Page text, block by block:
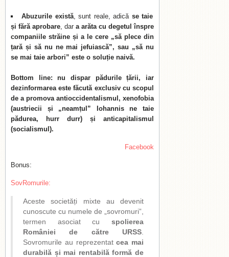
Abuzurile există, sunt reale, adică se taie
și fără aprobare, dar a arăta cu degetul înspre
companiile străine și a le cere „să plece din
țară și să nu ne mai jefuiască”, sau „să nu
se mai taie arbori” este o soluție naivă.
Bottom line: nu dispar pădurile țării, iar
dezinformarea este făcută exclusiv cu scopul
de a promova antioccidentalismul, xenofobia
(austriecii și „neamțul” Iohannis ne taie
pădurea, hurr durr) și anticapitalismul
(socialismul).
Facebook
Bonus:
SovRomurile:
Aceste societăți mixte au devenit
cunoscute cu numele de „sovromuri”,
termen asociat cu spolierea
României de către URSS
Sovromurile au reprezentatcea mai
durabilă și mai rentabilă formă de